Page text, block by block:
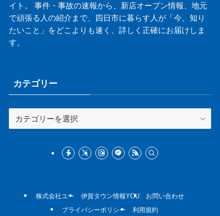
イト。 事件・事故の速報から、新店オープン情報、地元
で頑張る人の紹介まで、四日市に暮らす人が「今、知り
たいこと」をどこよりも速く、詳しく正確にお届けしま
す。
カテゴリー
テ
株式会社ユー 伊賀タウン情報YOU
お問い合わせ
プライバシーポリシー
利用規約